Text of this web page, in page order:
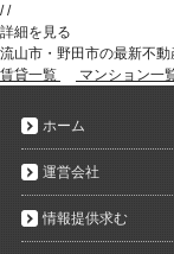
//
詳細を見る
流山市・野田市の最新不
賃貸一覧
マンション一
ホーム
運営会社
情報提供求む